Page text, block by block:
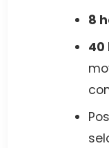
8
40